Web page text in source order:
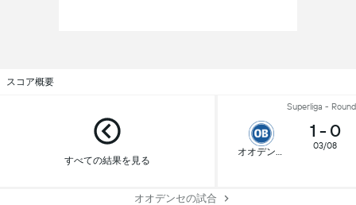
スコア概要
すべての結果を見る
Superliga -
オオデンセ
1 - 0
03/08
オオデンセの試合